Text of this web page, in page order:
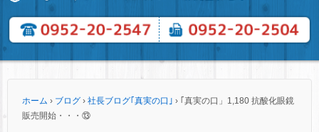
ホーム › ブログ › 社長ブログ｢真実の口｣ › ｢真実の口」1,180 抗酸化眼鏡
販売開始・・・⑬